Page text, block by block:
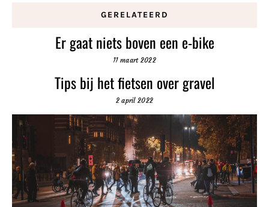
GERELATEERD
Er gaat niets boven een e-bike
11 maart 2022
Tips bij het fietsen over gravel
2 april 2022